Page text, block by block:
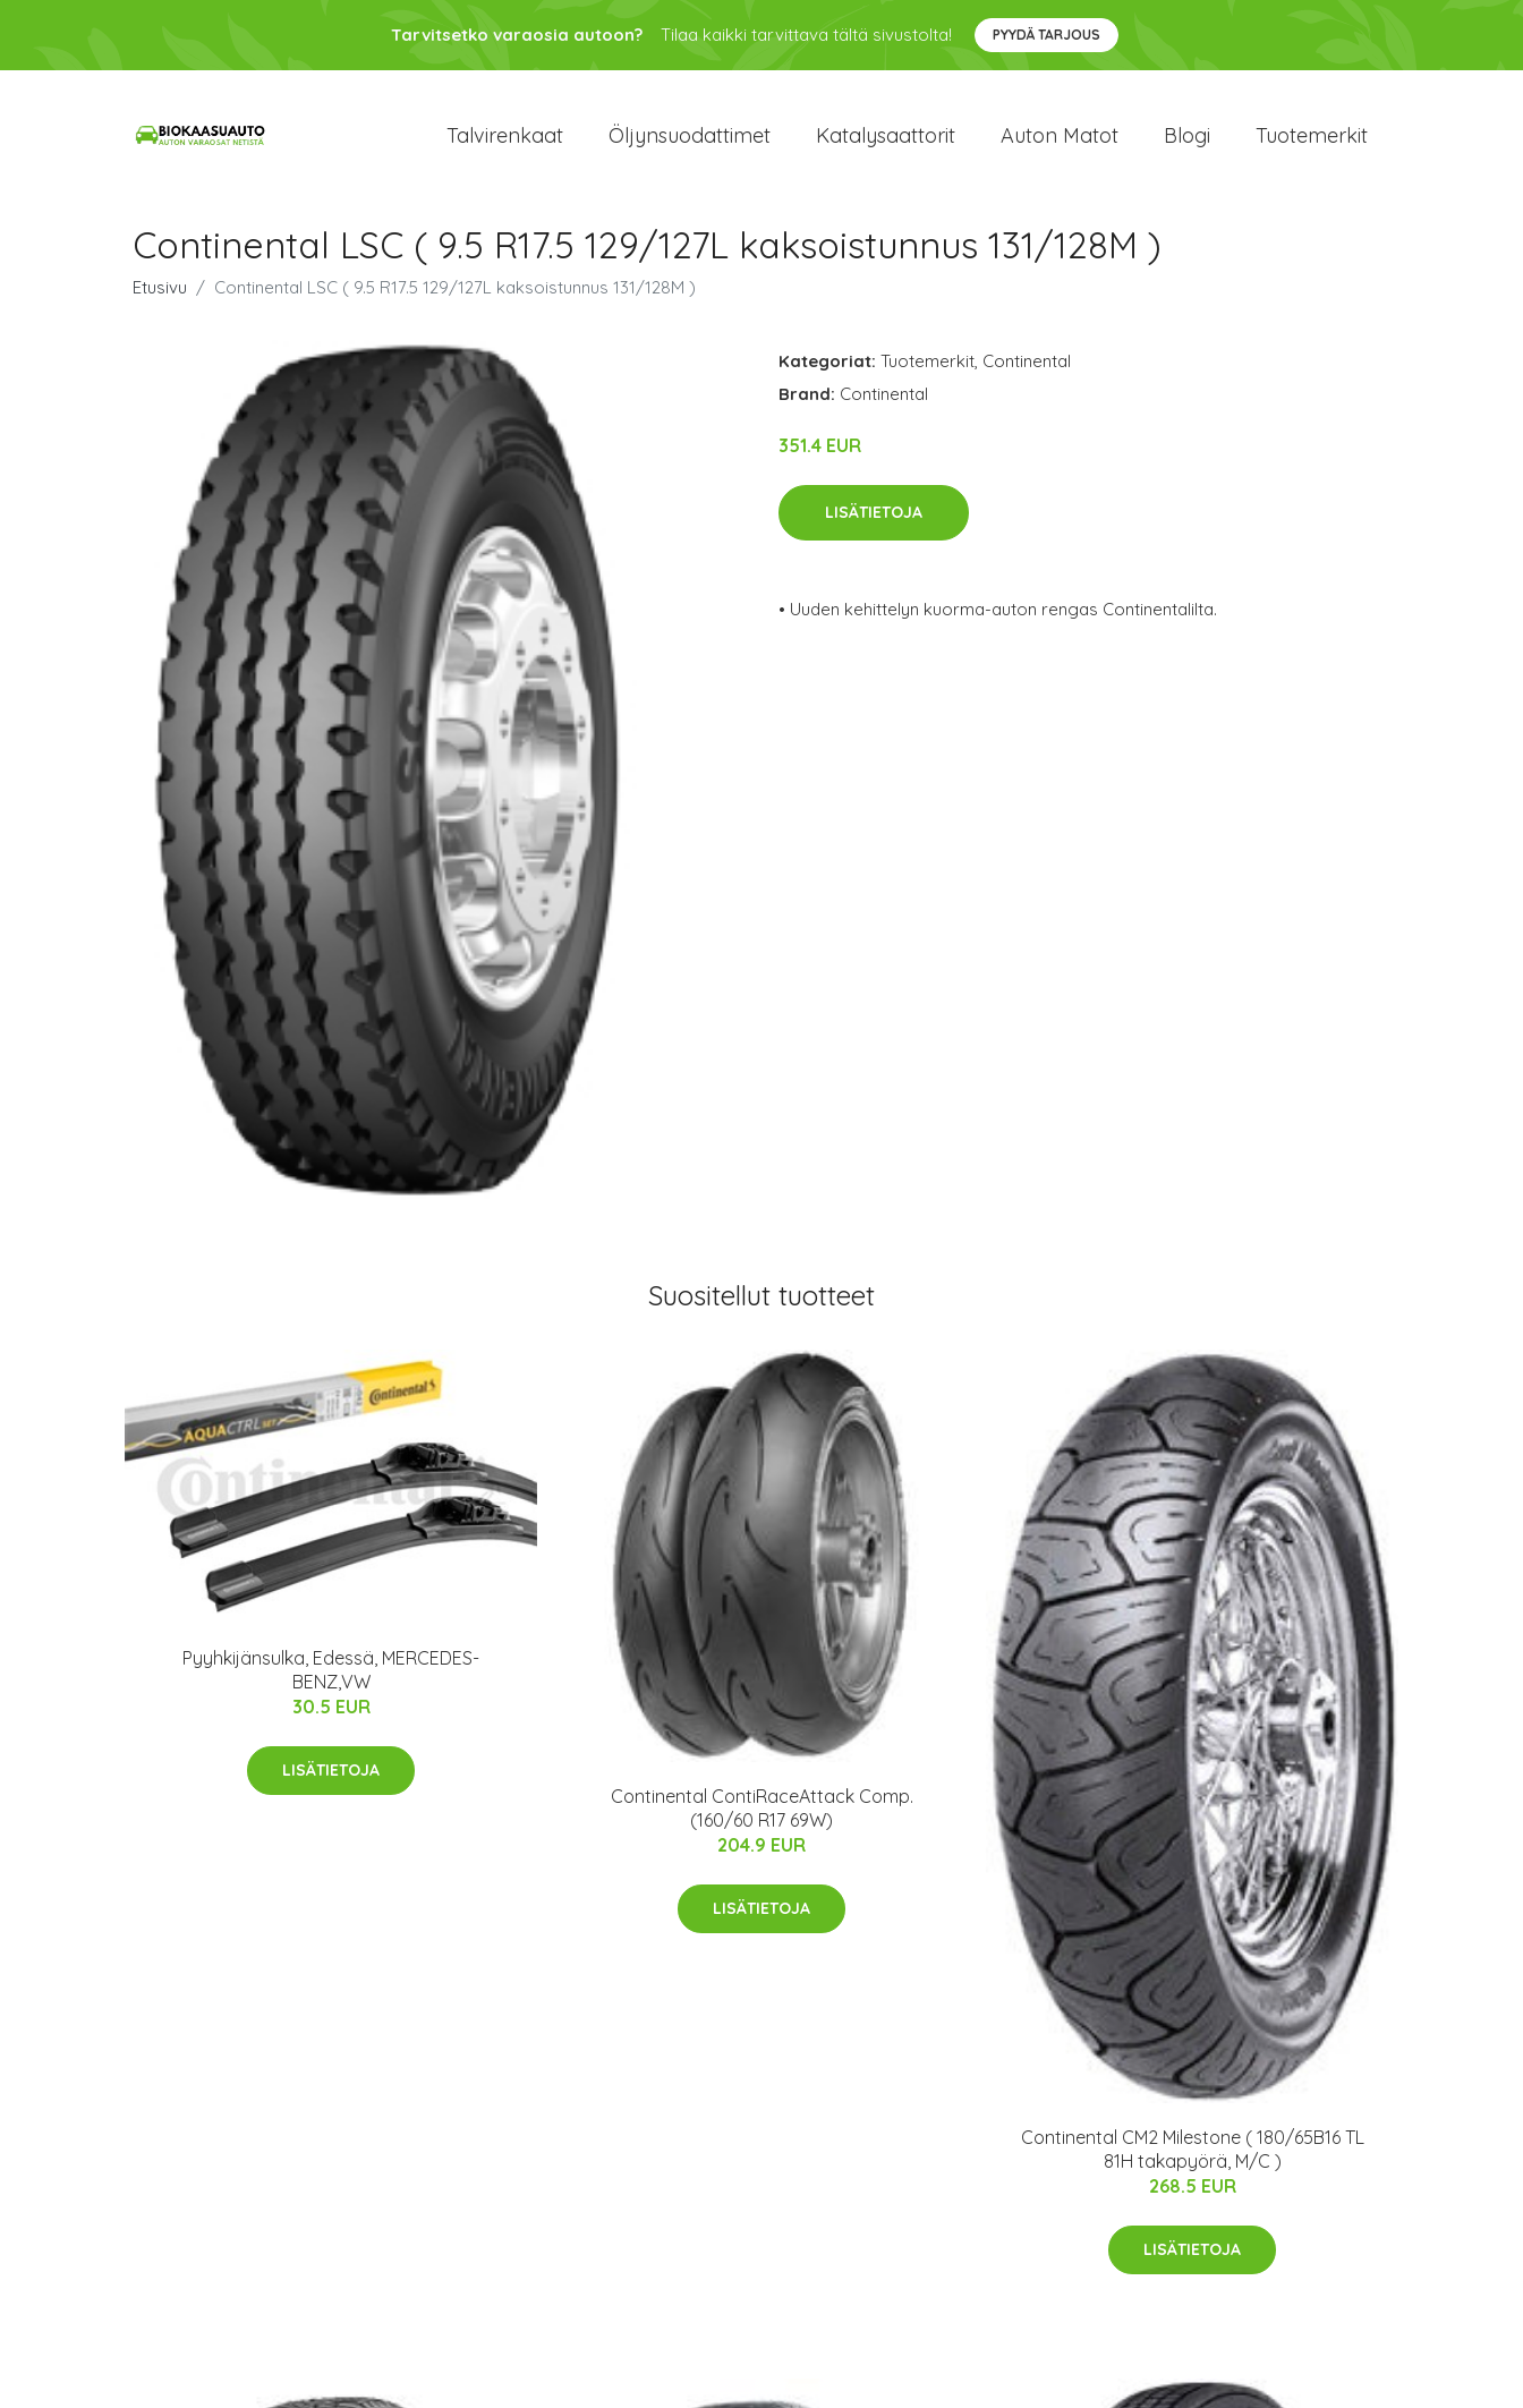
Tarvitsetko varaosia autoon? Tilaa kaikki tarvittava tältä sivustolta! PYYDÄ TARJOUS
Talvirenkaat Öljynsuodattimet Katalysaattorit Auton Matot Blogi Tuotemerkit
Continental LSC ( 9.5 R17.5 129/127L kaksoistunnus 131/128M )
Etusivu Continental LSC ( 9.5 R17.5 129/127L kaksoistunnus 131/128M )
Kategoriat: Tuotemerkit, Continental
Brand: Continental
351.4 EUR
LISÄTIETOJA
• Uuden kehittelyn kuorma-auton rengas Continentalilta.
Suositellut tuotteet
Pyyhkijänsulka, Edessä, MERCEDES-
BENZ,VW
30.5 EUR
LISÄTIETOJA
Continental ContiRaceAttack Comp.
(160/60 R17 69W)
204.9 EUR
LISÄTIETOJA
Continental CM2 Milestone ( 180/65B16 TL
81H takapyörä, M/C )
268.5 EUR
LISÄTIETOJA